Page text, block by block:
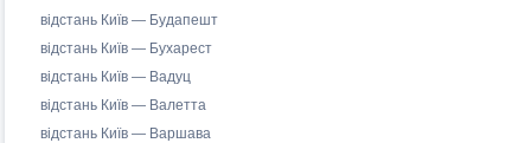
відстань Київ — Будапешт
відстань Київ — Бухарест
відстань Київ — Вадуц
відстань Київ — Валетта
відстань Київ — Варшава